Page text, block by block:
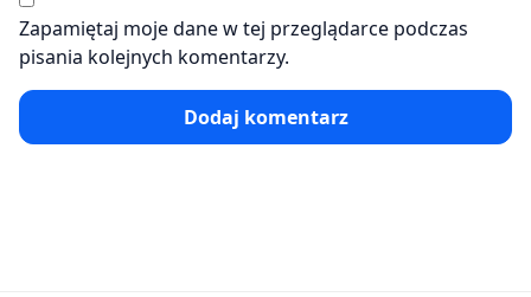
Zapamiętaj moje dane w tej przeglądarce podczas
pisania kolejnych komentarzy.
Dodaj komentarz